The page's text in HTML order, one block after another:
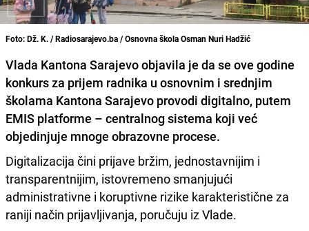
Foto: Dž. K. / Radiosarajevo.ba / Osnovna škola Osman Nuri Hadžić
Vlada Kantona Sarajevo objavila je da se ove godine
konkurs za prijem radnika u osnovnim i srednjim
školama Kantona Sarajevo provodi digitalno, putem
EMIS platforme – centralnog sistema koji već
objedinjuje mnoge obrazovne procese.
Digitalizacija čini prijave bržim, jednostavnijim i
transparentnijim, istovremeno smanjujući
administrativne i koruptivne rizike karakteristične za
raniji način prijavljivanja, poručuju iz Vlade.